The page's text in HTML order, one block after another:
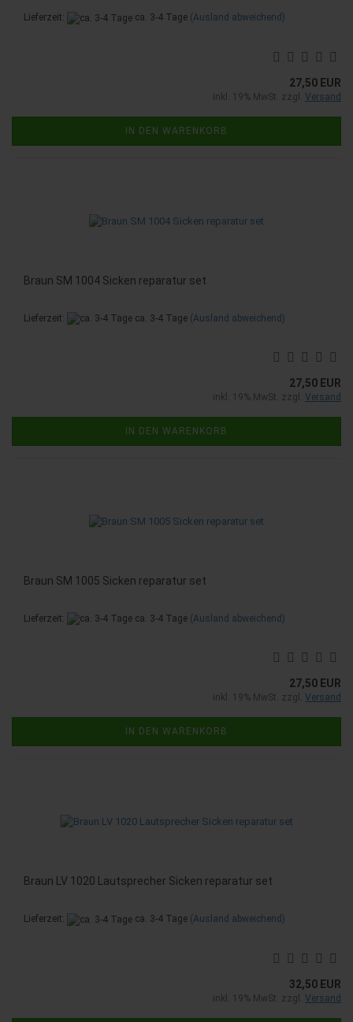
Lieferzeit: ca. 3-4 Tage (Ausland abweichend)
27,50 EUR
inkl. 19% MwSt. zzgl. Versand
IN DEN WARENKORB
Braun SM 1004 Sicken reparatur set
Lieferzeit: ca. 3-4 Tage (Ausland abweichend)
27,50 EUR
inkl. 19% MwSt. zzgl. Versand
IN DEN WARENKORB
Braun SM 1005 Sicken reparatur set
Lieferzeit: ca. 3-4 Tage (Ausland abweichend)
27,50 EUR
inkl. 19% MwSt. zzgl. Versand
IN DEN WARENKORB
Braun LV 1020 Lautsprecher Sicken reparatur set
Lieferzeit: ca. 3-4 Tage (Ausland abweichend)
32,50 EUR
inkl. 19% MwSt. zzgl. Versand